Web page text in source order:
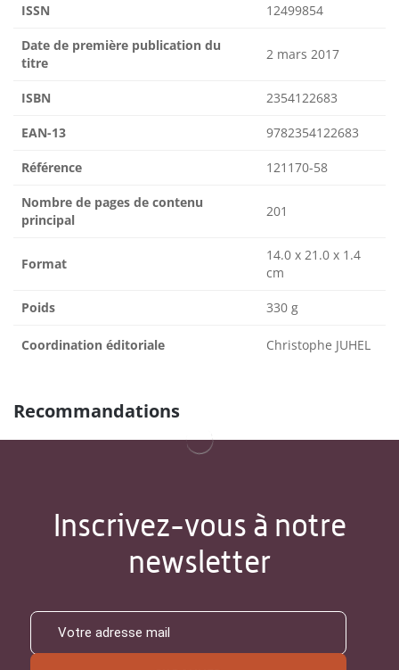
ISSN 12499854
Date de première publication du
titre
2 mars 2017
ISBN 2354122683
EAN-13 9782354122683
Référence 121170-58
Nombre de pages de contenu
principal
201
Format
14.0 x 21.0 x 1.4
cm
Poids 330 g
Coordination éditoriale Christophe JUHEL
Recommandations
Inscrivez-vous à notre
newsletter